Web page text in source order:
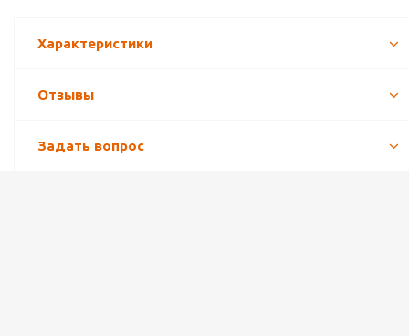
Характеристики
Отзывы
Задать вопрос